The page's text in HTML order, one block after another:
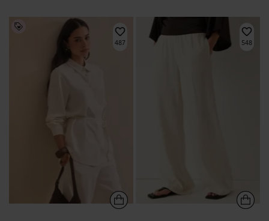
487 548